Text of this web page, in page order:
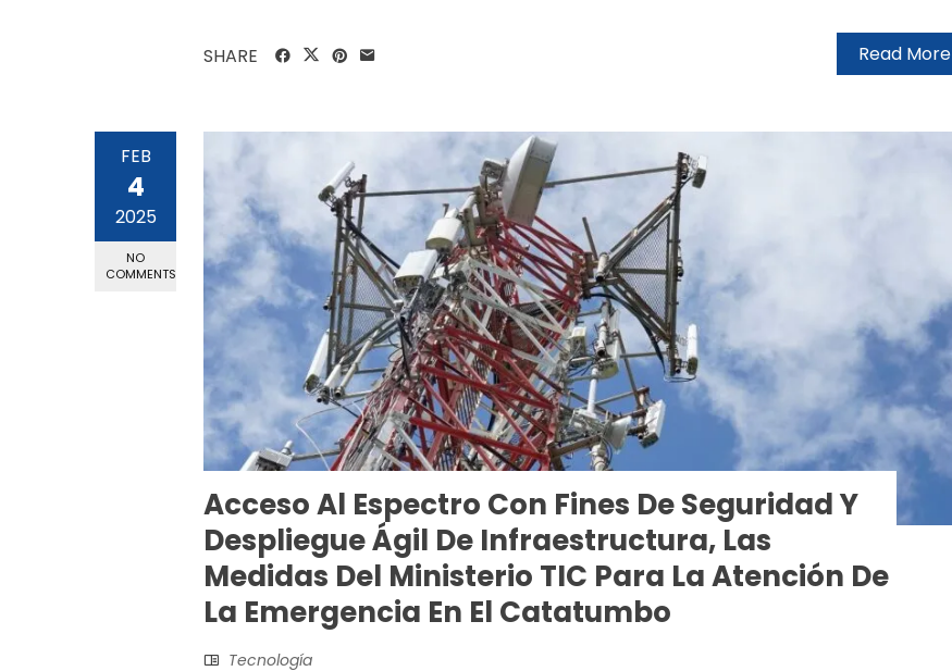
Read More
SHARE
FEB
4
2025
NO
COMMENTS
Acceso Al Espectro Con Fines De Seguridad Y
Despliegue Ágil De Infraestructura, Las
Medidas Del Ministerio TIC Para La Atención De
La Emergencia En El Catatumbo
Tecnología